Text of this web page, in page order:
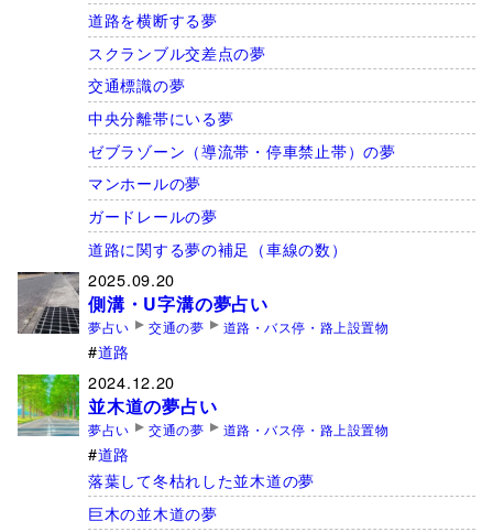
道路を横断する夢
スクランブル交差点の夢
交通標識の夢
中央分離帯にいる夢
ゼブラゾーン（導流帯・停車禁止帯）の夢
マンホールの夢
ガードレールの夢
道路に関する夢の補足（車線の数）
2025.09.20
側溝・U字溝の夢占い
夢占い 交通の夢 道路・バス停・路上設置物
道路
2024.12.20
並木道の夢占い
夢占い 交通の夢 道路・バス停・路上設置物
道路
落葉して冬枯れした並木道の夢
巨木の並木道の夢